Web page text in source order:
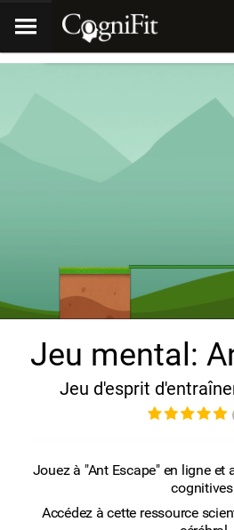
Jeu mental:
Jeu d'esprit
Jouez à "Ant Escape" en ligne et
Accédez à cette ressource